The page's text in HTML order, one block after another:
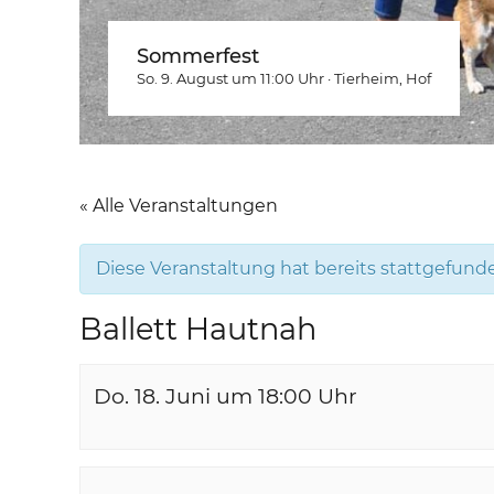
Sommerfest
So. 9. August um 11:00 Uhr ·Tierheim , Hof
« Alle Veranstaltungen
Diese Veranstaltung hat bereits
Ballett Hautnah
Do. 18. Juni um 18:00 Uhr